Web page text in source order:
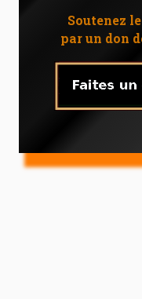
Soutenez
par un don